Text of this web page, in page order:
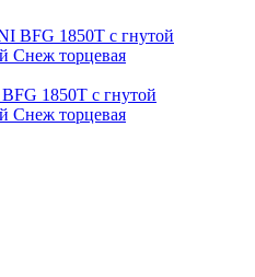
1850Т с гнутой
Снеж торцевая